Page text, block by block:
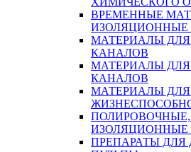
ВРЕМЕННЫЕ
ИЗОЛЯЦИОННЫЕ
МАТЕРИАЛЫ ДЛЯ
КАНАЛОВ
МАТЕРИАЛЫ
КАНАЛОВ
МАТЕРИАЛЫ
ПРЕПАРАТЫ ДЛЯ